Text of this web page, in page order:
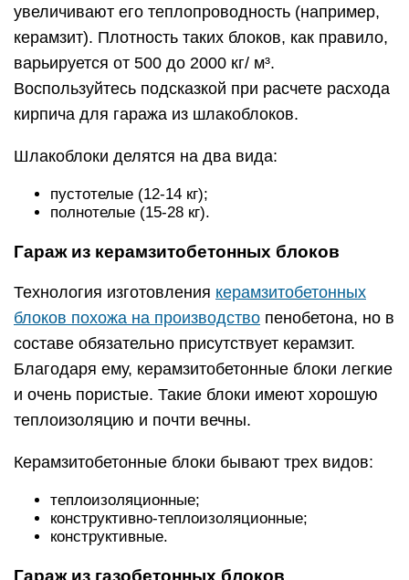
увеличивают его теплопроводность (например,
керамзит). Плотность таких блоков, как правило,
варьируется от 500 до 2000 кг/ м³.
Воспользуйтесь подсказкой при расчете расхода
кирпича для гаража из шлакоблоков.
Шлакоблоки делятся на два вида:
пустотелые (12-14 кг);
полнотелые (15-28 кг).
Гараж из керамзитобетонных блоков
Технология изготовления керамзитобетонных
блоков похожа на производство пенобетона, но в
составе обязательно присутствует керамзит.
Благодаря ему, керамзитобетонные блоки легкие
и очень пористые. Такие блоки имеют хорошую
теплоизоляцию и почти вечны.
Керамзитобетонные блоки бывают трех видов:
теплоизоляционные;
конструктивно-теплоизоляционные;
конструктивные.
Гараж из газобетонных блоков